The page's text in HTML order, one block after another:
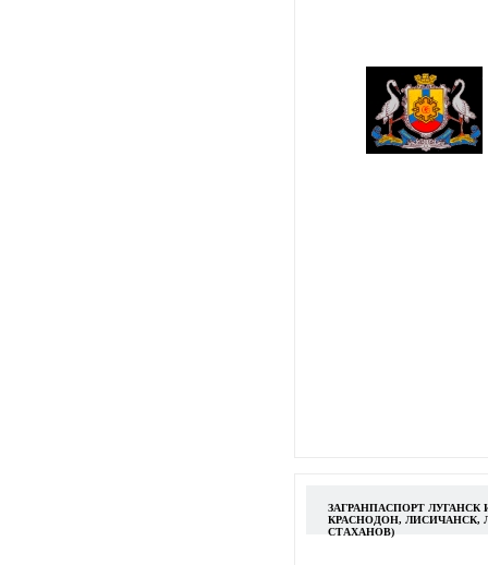
ЗАГРАНПАСПОРТ ЛУГАНСК
КРАСНОДОН, ЛИСИЧАНСК,
СТАХАНОВ)